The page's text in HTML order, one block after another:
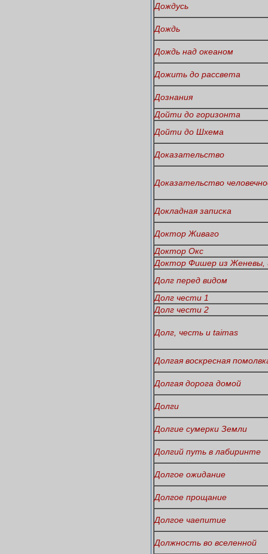
Дождусь
Дождь
Дождь над океаном
Дожить до рассвета
Дознания
Дойти до горизонта
Дойти до Шхема
Доказательство
Доказательство
Докладная записка
Доктор Живаго
Доктор Окс
Доктор Фишер из Женевы,
Долг перед видом
Долг чести 1
Долг чести 2
Долг, честь и taimas
Долгая воскресная
Долгая дорога домой
Долги
Долгие сумерки Земли
Долгий путь в лабиринте
Долгое ожидание
Долгое прощание
Долгое чаепитие
Должность во вселенной